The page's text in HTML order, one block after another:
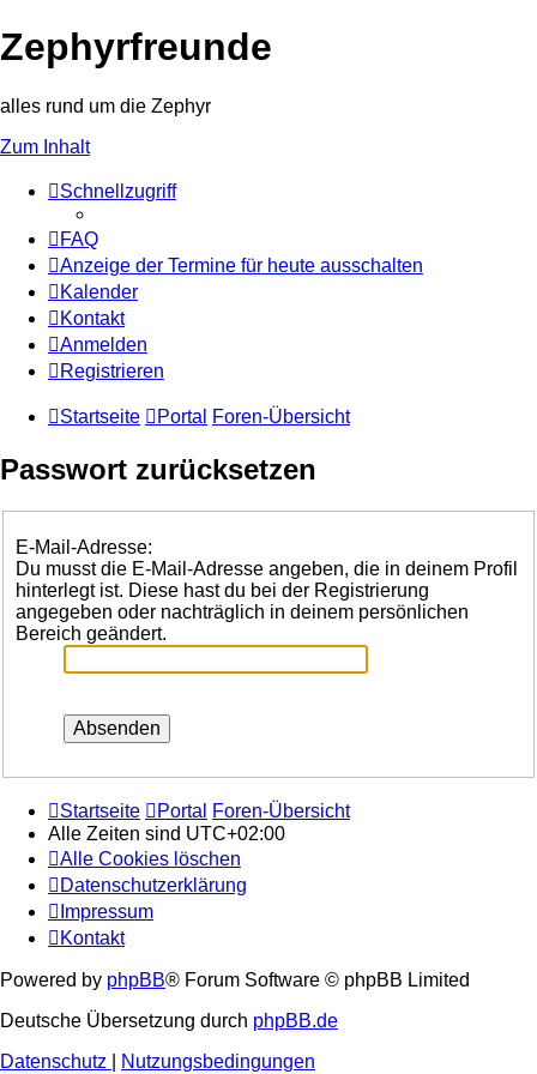
Zephyrfreunde
alles rund um die Zephyr
Zum Inhalt
Schnellzugriff
FAQ
Anzeige der Termine für heute ausschalten
Kalender
Kontakt
Anmelden
Registrieren
Startseite Portal Foren-Übersicht
Passwort zurücksetzen
E-Mail-Adresse:
Du musst die E-Mail-Adresse angeben, die in deinem Profil
hinterlegt ist. Diese hast du bei der Registrierung
angegeben oder nachträglich in deinem persönlichen
Bereich geändert.
Startseite Portal
Foren-Übersicht
Alle Zeiten sind UTC+02:00
Alle Cookies löschen
Datenschutzerklärung
Impressum
Kontakt
Powered by phpBB® Forum Software © phpBB Limited
Deutsche Übersetzung durch phpBB.de
Datenschutz
Nutzungsbedingungen